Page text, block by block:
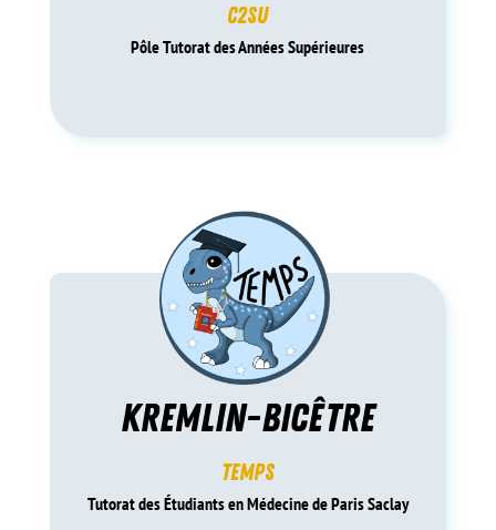
C2SU
Pôle Tutorat des Années Supérieures
kremlin-bicêtre
temps
Tutorat des Étudiants en Médecine de Paris Saclay